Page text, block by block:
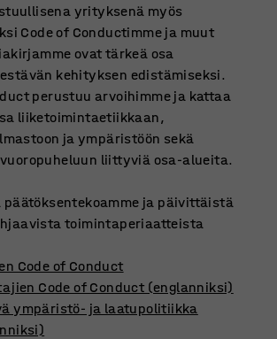
yrityksenä myös
Code of Conductimme ja muut
ovat tärkeä osa
kehityksen edistämiseksi.
perustuu arvoihimme ja kattaa
liiketoimintaetiikkaan,
ja ympäristöön sekä
liittyviä osa-alueita.
päätöksentekoamme ja päivittäistä
toimintaperiaatteista
Code of Conduct
Code of Conduct (englanniksi)
ympäristö- ja laatupolitiikka